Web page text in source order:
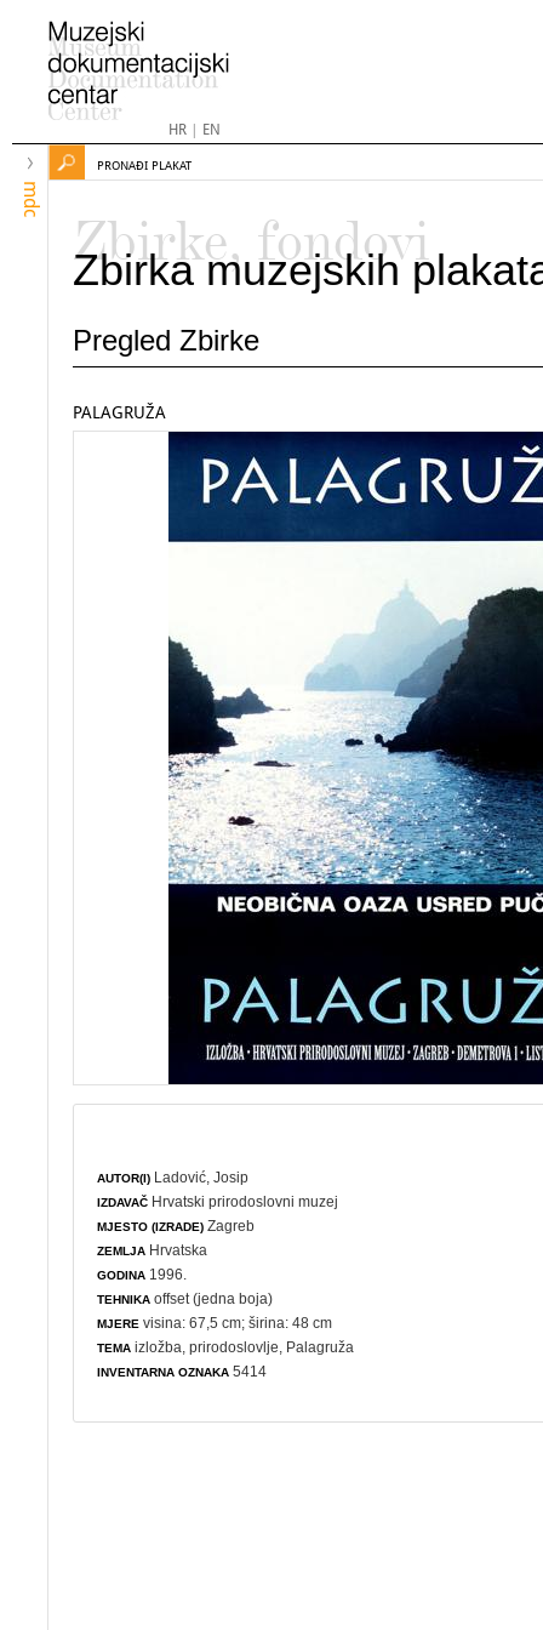
HR| EN
mdc
PRONAĐI PLAKAT
Zbirke, fondovi
Zbirka muzejskih
Pregled Zbirke
PALAGRUŽA
AUTOR(I) Ladović, Josip
IZDAVAČ Hrvatski prirodoslovni muzej
MJESTO (IZRADE) Zagreb
ZEMLJA Hrvatska
GODINA 1996.
TEHNIKA offset (jedna boja)
MJERE visina: 67,5 cm; širina: 48 cm
TEMA izložba ,prirodoslovlje , Palagruža
INVENTARNA OZNAKA 5414